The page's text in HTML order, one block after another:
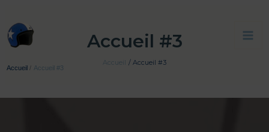
au
contenu
Accueil Accueil #3
Accueil #3
Accueil Accueil #3